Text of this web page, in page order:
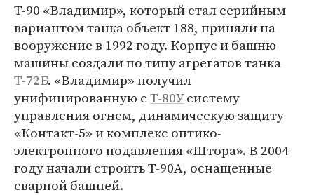
Т-90 «Владимир», который стал серийным
вариантом танка объект 188, приняли на
вооружение в 1992 году. Корпус и башню
машины создали по типу агрегатов танка
Т-72Б. «Владимир» получил
унифицированную сТ-80Усистему
управления огнем, динамическую защиту
«Контакт-5» и комплекс оптико-
электронного подавления «Штора». В 2004
году начали строить Т-90А, оснащенные
сварной башней.